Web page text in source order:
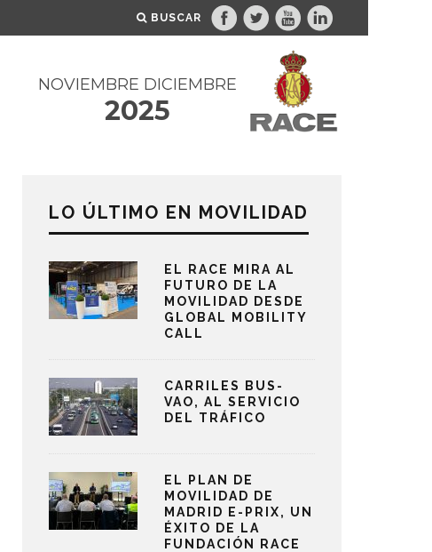
BUSCAR
NOVIEMBRE DICIEMBRE
2025
LO ÚLTIMO EN MOVILIDAD
EL RACE MIRA AL
FUTURO DE LA
MOVILIDAD DESDE
GLOBAL MOBILITY
CALL
CARRILES BUS-
VAO, AL SERVICIO
DEL TRÁFICO
EL PLAN DE
MOVILIDAD DE
MADRID E-PRIX, UN
ÉXITO DE LA
FUNDACIÓN RACE